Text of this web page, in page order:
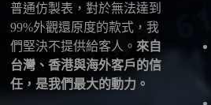
普通仿製表，對於無法達到
99%外觀還原度的款式，我
們堅決不提供給客人。 來自
台灣、香港與海外客戶的信
任，是我們最大的動力。